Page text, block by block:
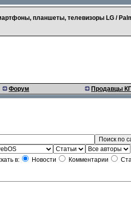
планшеты, телевизоры LG /
Форум Продавцы
в: Новости Комментарии